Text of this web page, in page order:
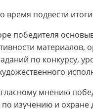
время подвести
победителя
материалов,
по конкурсу,
мнению
по изучению и охране